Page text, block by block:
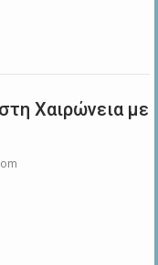
Χαιρώνεια με